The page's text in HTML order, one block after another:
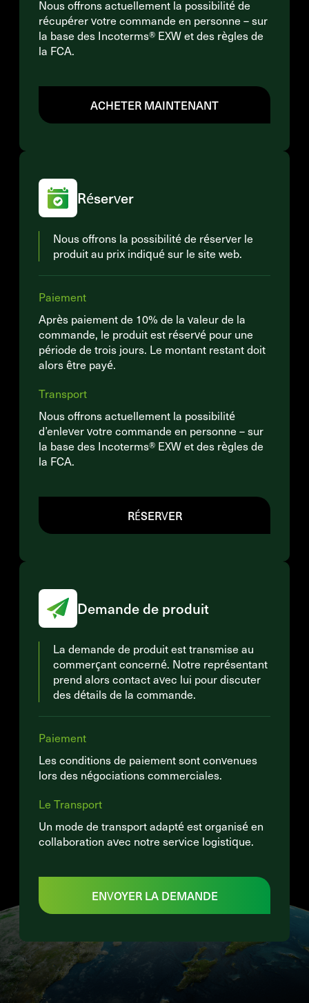
Nous offrons actuellement la possibilité de
récupérer votre commande en personne – sur
la base des Incoterms® EXW et des règles de
la FCA.
ACHETER MAINTENANT
Réserver
Nous offrons la possibilité de réserver le
produit au prix indiqué sur le site web.
Paiement
Après paiement de 10% de la valeur de la
commande, le produit est réservé pour une
période de trois jours. Le montant restant doit
alors être payé.
Transport
Nous offrons actuellement la possibilité
d’enlever votre commande en personne – sur
la base des Incoterms® EXW et des règles de
la FCA.
RÉSERVER
Demande de produit
La demande de produit est transmise au
commerçant concerné. Notre représentant
prend alors contact avec lui pour discuter
des détails de la commande.
Paiement
Les conditions de paiement sont convenues
lors des négociations commerciales.
Le Transport
Un mode de transport adapté est organisé en
collaboration avec notre service logistique.
ENVOYER LA DEMANDE